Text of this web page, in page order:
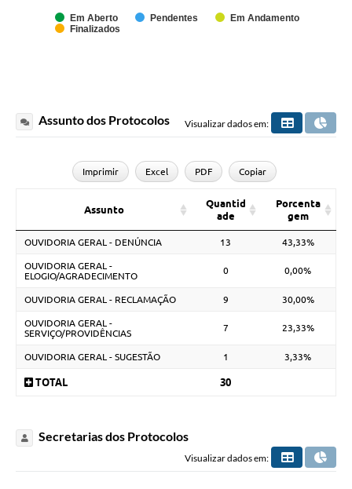
Em Aberto Pendentes
Em Andamento
Finalizados
Assunto dos Protocolos Visualizar dados em:
Imprimir Excel PDF Copiar
Assunto
Quantid
ade
Porcenta
gem
OUVIDORIA GERAL - DENÚNCIA 13 43,33%
OUVIDORIA GERAL -
ELOGIO/AGRADECIMENTO
0 0,00%
OUVIDORIA GERAL - RECLAMAÇÃO 9 30,00%
OUVIDORIA GERAL -
SERVIÇO/PROVIDÊNCIAS
7 23,33%
OUVIDORIA GERAL - SUGESTÃO 1 3,33%
TOTAL 30
Secretarias dos Protocolos
Visualizar dados em: